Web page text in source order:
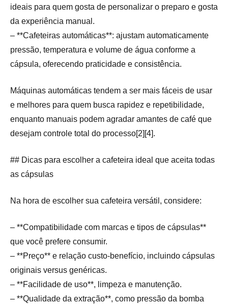
ideais para quem gosta de personalizar o preparo e gosta
da experiência manual.
– **Cafeteiras automáticas**: ajustam automaticamente
pressão, temperatura e volume de água conforme a
cápsula, oferecendo praticidade e consistência.
Máquinas automáticas tendem a ser mais fáceis de usar
e melhores para quem busca rapidez e repetibilidade,
enquanto manuais podem agradar amantes de café que
desejam controle total do processo[2][4].
## Dicas para escolher a cafeteira ideal que aceita todas
as cápsulas
Na hora de escolher sua cafeteira versátil, considere:
– **Compatibilidade com marcas e tipos de cápsulas**
que você prefere consumir.
– **Preço** e relação custo-benefício, incluindo cápsulas
originais versus genéricas.
– **Facilidade de uso**, limpeza e manutenção.
– **Qualidade da extração**, como pressão da bomba